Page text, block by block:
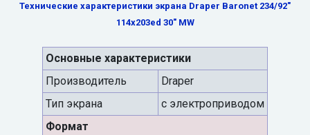
Технические характеристики экрана Draper Baronet 234/92"
114x203ed 30" MW
Основные характеристики
Производитель
Draper
Тип экрана
с электроприводом
Формат